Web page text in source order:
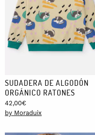
SUDADERA DE ALGODÓN
ORGÁNICO RATONES
42,00€
by Moraduix